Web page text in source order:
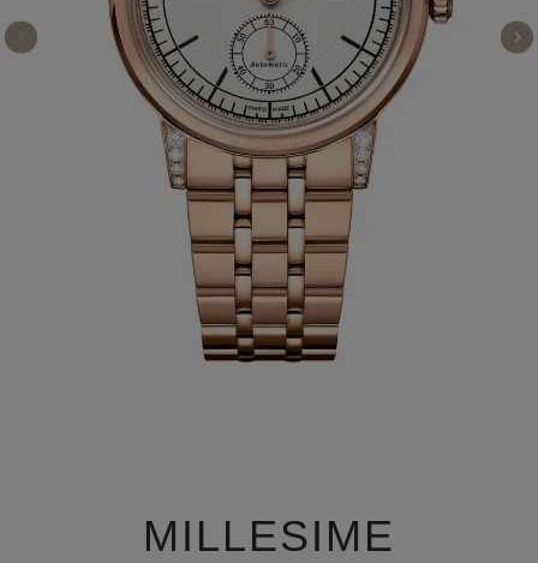
MILLESIME